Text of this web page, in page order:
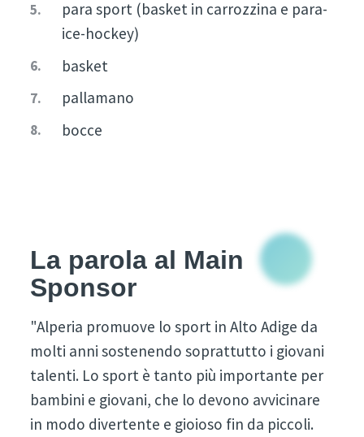
para sport (basket in carrozzina e para-
ice-hockey)
basket
pallamano
bocce
La parola al Main
Sponsor
"Alperia promuove lo sport in Alto Adige da
molti anni sostenendo soprattutto i giovani
talenti. Lo sport è tanto più importante per
bambini e giovani, che lo devono avvicinare
in modo divertente e gioioso fin da piccoli.